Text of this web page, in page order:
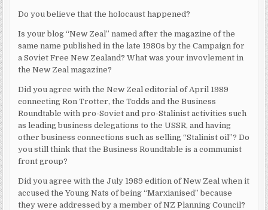
Do you believe that the holocaust happened?
Is your blog “New Zeal” named after the magazine of the
same name published in the late 1980s by the Campaign for
a Soviet Free New Zealand? What was your invovlement in
the New Zeal magazine?
Did you agree with the New Zeal editorial of April 1989
connecting Ron Trotter, the Todds and the Business
Roundtable with pro-Soviet and pro-Stalinist activities such
as leading business delegations to the USSR, and having
other business connections such as selling “Stalinist oil”? Do
you still think that the Business Roundtable is a communist
front group?
Did you agree with the July 1989 edition of New Zeal when it
accused the Young Nats of being “Marxianised” because
they were addressed by a member of NZ Planning Council?